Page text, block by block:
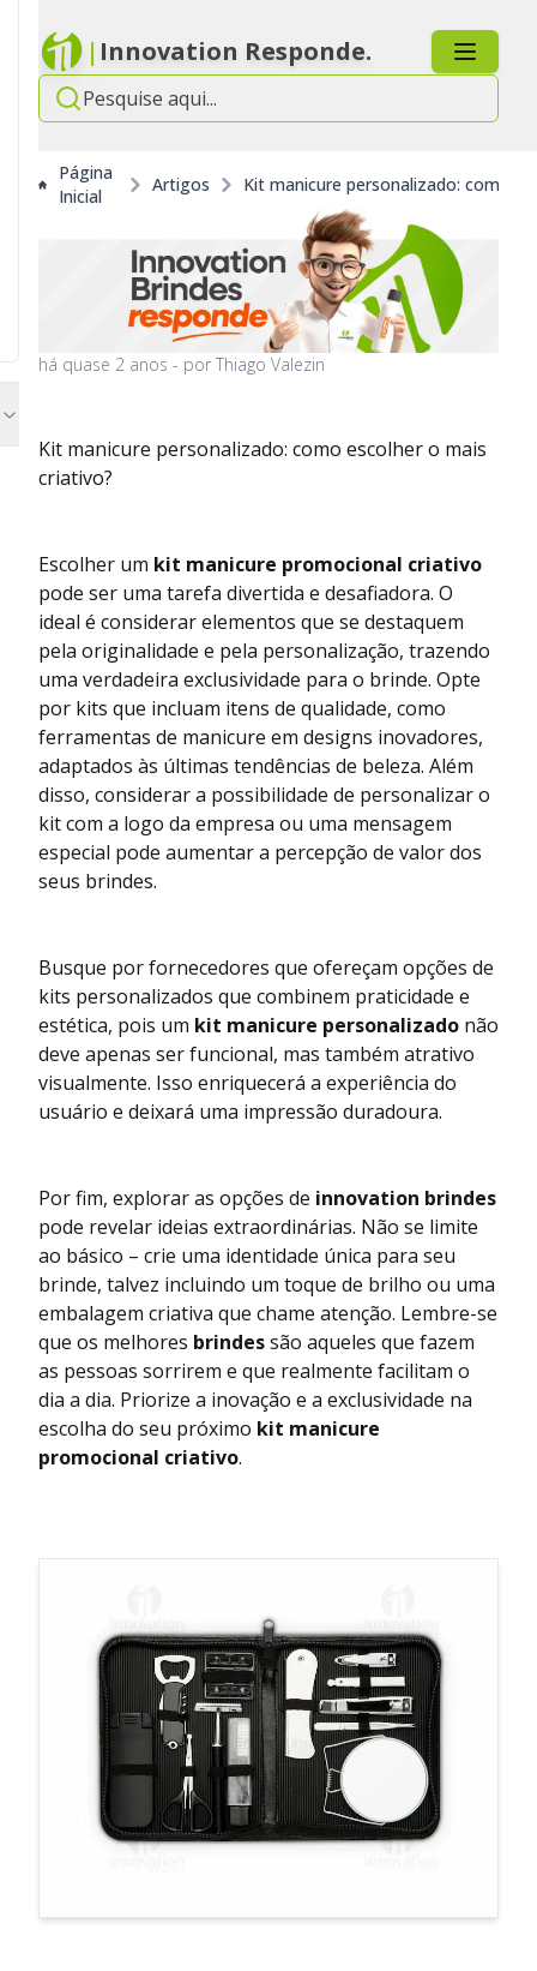
| Innovation Responde.
Página
Inicial
Artigos Kit manicure personalizado: como
há quase 2 anos - por Thiago Valezin
Kit manicure personalizado: como escolher o mais
criativo?
Escolher um kit manicure promocional criativo
pode ser uma tarefa divertida e desafiadora. O
ideal é considerar elementos que se destaquem
pela originalidade e pela personalização, trazendo
uma verdadeira exclusividade para o brinde. Opte
por kits que incluam itens de qualidade, como
ferramentas de manicure em designs inovadores,
adaptados às últimas tendências de beleza. Além
disso, considerar a possibilidade de personalizar o
kit com a logo da empresa ou uma mensagem
especial pode aumentar a percepção de valor dos
seus brindes.
Busque por fornecedores que ofereçam opções de
kits personalizados que combinem praticidade e
estética, pois um kit manicure personalizado não
deve apenas ser funcional, mas também atrativo
visualmente. Isso enriquecerá a experiência do
usuário e deixará uma impressão duradoura.
Por fim, explorar as opções de innovation brindes
pode revelar ideias extraordinárias. Não se limite
ao básico – crie uma identidade única para seu
brinde, talvez incluindo um toque de brilho ou uma
embalagem criativa que chame atenção. Lembre-se
que os melhores brindessão aqueles que fazem
as pessoas sorrirem e que realmente facilitam o
dia a dia. Priorize a inovação e a exclusividade na
escolha do seu próximo kit manicure
promocional criativo.